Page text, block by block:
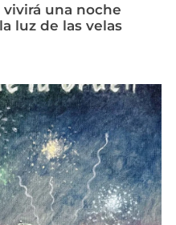
una noche
luz de las velas